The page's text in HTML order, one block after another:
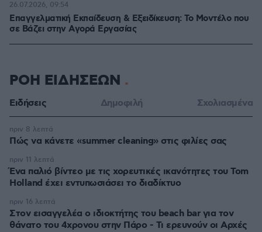
Επαγγελματική Εκπαίδευση & Εξειδίκευση: Το Mοντέλο που
σε Bάζει στην Aγορά Eργασίας
26.07.2026, 09:54
ΡΟΗ ΕΙΔΗΣΕΩΝ
Ειδήσεις Δημοφιλή Σχολιασμένα
Πώς να κάνετε «summer cleaning» στις φιλίες σας
πριν 8 λεπτά
Ένα παλιό βίντεο με τις χορευτικές ικανότητες του Tom
Holland έχει εντυπωσιάσει το διαδίκτυο
πριν 11 λεπτά
Στον εισαγγελέα ο ιδιοκτήτης του beach bar για τον
θάνατο του 4χρονου στην Πάρο - Τι ερευνούν οι Αρχές
πριν 16 λεπτά